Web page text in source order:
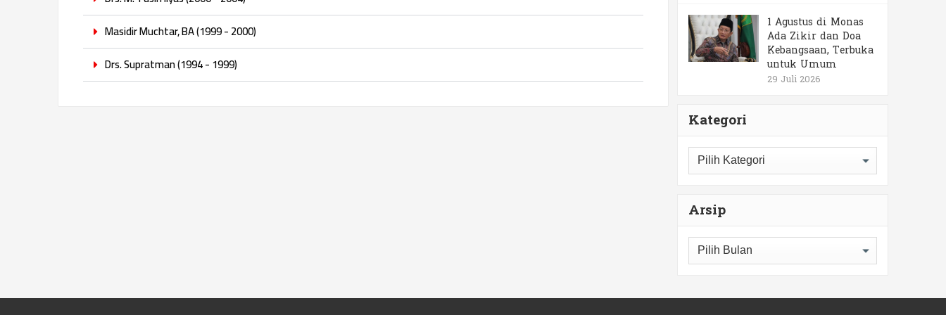
Masidir Muchtar, BA (1999 - 2000)
Drs. Supratman (1994 - 1999)
1 Agustus di Monas
Ada Zikir dan Doa
Kebangsaan, Terbuka
untuk Umum
29 Juli 2026
Kategori
Arsip